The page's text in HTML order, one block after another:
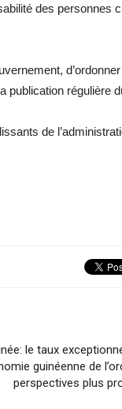
des personnes
régulière
de
le taux
guinéenne de
perspectives plus